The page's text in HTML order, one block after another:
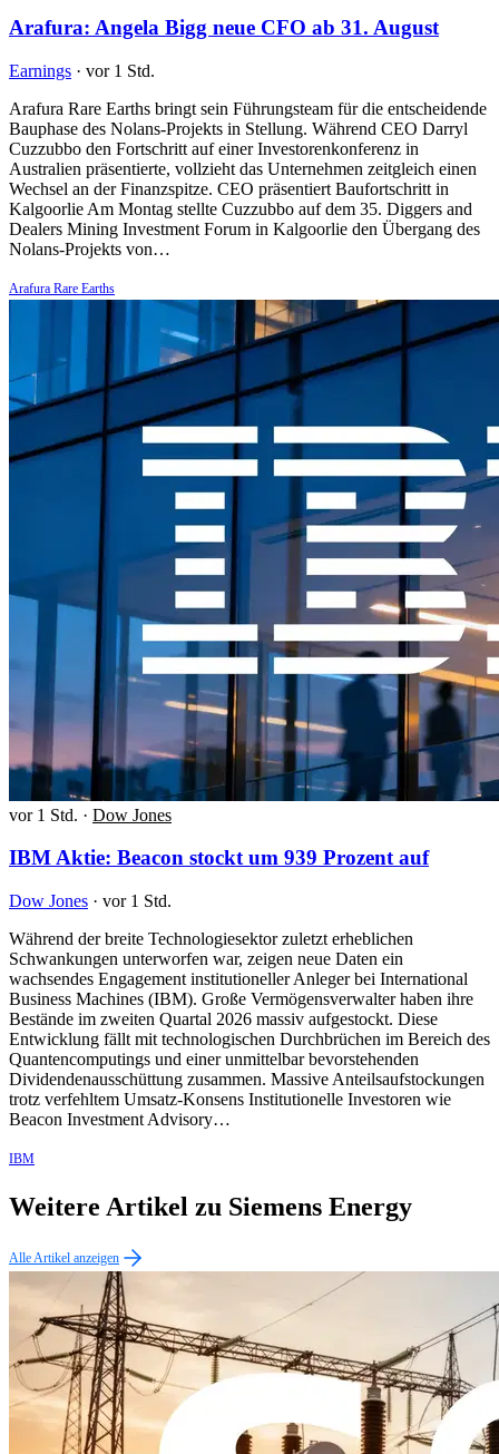
Arafura: Angela Bigg neue CFO ab 31. August
Earnings · vor 1 Std.
Arafura Rare Earths bringt sein Führungsteam für die entscheidende
Bauphase des Nolans-Projekts in Stellung. Während CEO Darryl
Cuzzubbo den Fortschritt auf einer Investorenkonferenz in
Australien präsentierte, vollzieht das Unternehmen zeitgleich einen
Wechsel an der Finanzspitze. CEO präsentiert Baufortschritt in
Kalgoorlie Am Montag stellte Cuzzubbo auf dem 35. Diggers and
Dealers Mining Investment Forum in Kalgoorlie den Übergang des
Nolans-Projekts von…
Arafura Rare Earths
vor 1 Std. · Dow Jones
IBM Aktie: Beacon stockt um 939 Prozent auf
Dow Jones · vor 1 Std.
Während der breite Technologiesektor zuletzt erheblichen
Schwankungen unterworfen war, zeigen neue Daten ein
wachsendes Engagement institutioneller Anleger bei International
Business Machines (IBM). Große Vermögensverwalter haben ihre
Bestände im zweiten Quartal 2026 massiv aufgestockt. Diese
Entwicklung fällt mit technologischen Durchbrüchen im Bereich des
Quantencomputings und einer unmittelbar bevorstehenden
Dividendenausschüttung zusammen. Massive Anteilsaufstockungen
trotz verfehltem Umsatz-Konsens Institutionelle Investoren wie
Beacon Investment Advisory…
IBM
Weitere Artikel zu Siemens Energy
Alle Artikel anzeigen